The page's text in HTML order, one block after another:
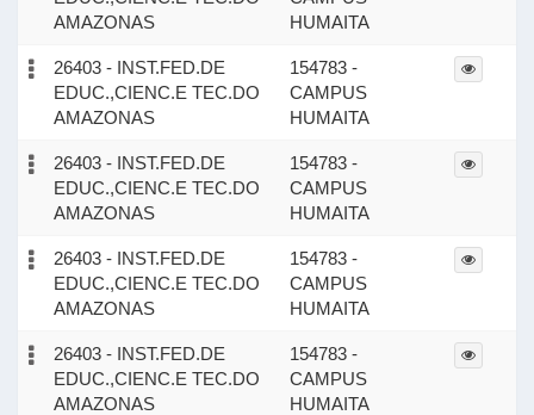
AMAZONAS
HUMAITA
26403 - INST.FED.DE
EDUC.,CIENC.E TEC.DO
AMAZONAS
154783 -
CAMPUS
HUMAITA
26403 - INST.FED.DE
EDUC.,CIENC.E TEC.DO
AMAZONAS
154783 -
CAMPUS
HUMAITA
26403 - INST.FED.DE
EDUC.,CIENC.E TEC.DO
AMAZONAS
154783 -
CAMPUS
HUMAITA
26403 - INST.FED.DE
EDUC.,CIENC.E TEC.DO
AMAZONAS
154783 -
CAMPUS
HUMAITA